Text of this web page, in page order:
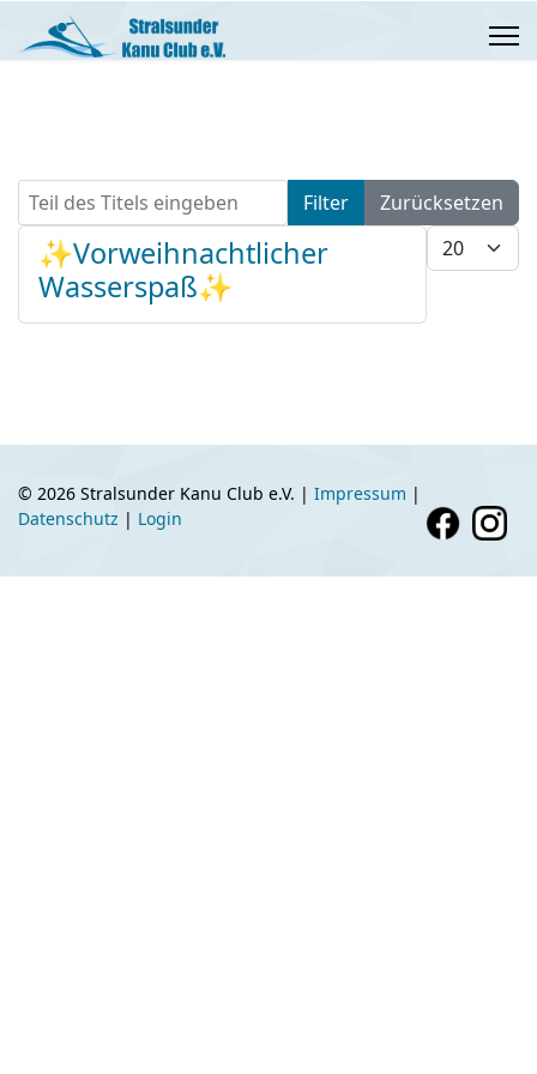
Teil des Titels eingeben Filter
Zurücksetzen
Anzeige #
✨Vorweihnachtlicher
Wasserspaß✨
© 2026 Stralsunder Kanu Club e.V. | Impressum |
Datenschutz | Login